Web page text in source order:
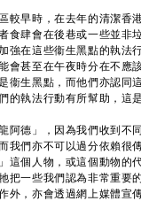
早時，在去年的清潔香
食肆會在後巷或一些並非
強在這些衞生黑點的執法
會甚至在午夜時分在不應
衞生黑點，而他們亦認同
的執法行動有所幫助，這
德」，因為我們收到不
我們亦不可以過分依賴很
這個人物，或這個動物的
把一些我們認為非常重要
外，亦會透過網上媒體宣